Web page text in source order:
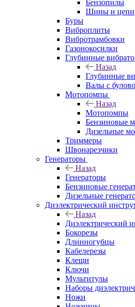
Бензопилы
Шины и цепи
Буры
Виброплиты
Вибротрамбовки
Газонокосилки
Глубинные
Назад
Глубинные
Валы с
Мотопомпы
Назад
Мотопомпы
Бензиновые
Дизельные
Триммеры
Швонарезчики
Генераторы
Назад
Генераторы
Бензиновые
Дизельные
Диэлектрический
Назад
Диэлектрический
Бокорезы
Длинногубцы
Кабелерезы
Клещи
Ключи
Мультитулы
Наборы
Ножи